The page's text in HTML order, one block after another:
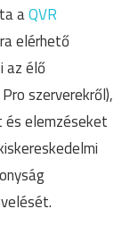
aQVR
elérhető
az élő
szerverekről),
elemzéseket